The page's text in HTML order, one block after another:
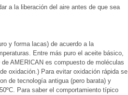
a la liberación del aire antes de que sea
y forma lacas) de acuerdo a la
Entre más puro el aceite básico,
AMERICAN es compuesto de moléculas
oxidación.) Para evitar oxidación rápida se
de tecnología antigua (pero barata) y
Para saber el comportamiento típico